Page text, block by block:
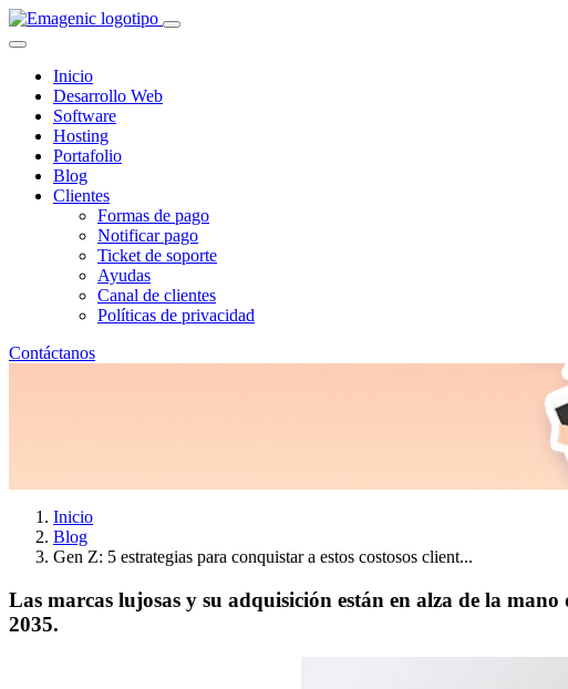
Inicio
Desarrollo Web
Software
Hosting
Portafolio
Blog
Clientes
Formas de pago
Notificar pago
Ticket de soporte
Ayudas
Canal de clientes
Políticas de privacidad
Contáctanos
Gen Z: 5 estrategias para conquistar
Inicio
Blog
Gen Z: 5 estrategias para conquistar a estos costosos client...
Las marcas lujosas y su adquisición están en alza de la
2035.